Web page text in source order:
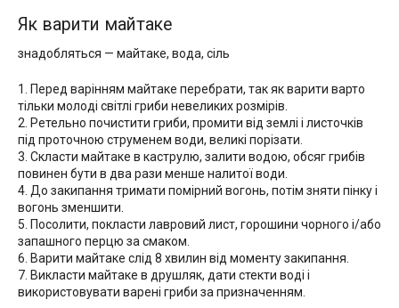
Як варити майтаке
знадобляться — майтаке, вода, сіль
1. Перед варінням майтаке перебрати, так як варити варто
тільки молоді світлі гриби невеликих розмірів.
2. Ретельно почистити гриби, промити від землі і листочків
під проточною струменем води, великі порізати.
3. Скласти майтаке в каструлю, залити водою, обсяг грибів
повинен бути в два рази менше налитої води.
4. До закипання тримати помірний вогонь, потім зняти пінку і
вогонь зменшити.
5. Посолити, покласти лавровий лист, горошини чорного і/або
запашного перцю за смаком.
6. Варити майтаке слід 8 хвилин від моменту закипання.
7. Викласти майтаке в друшляк, дати стекти воді і
використовувати варені гриби за призначенням.